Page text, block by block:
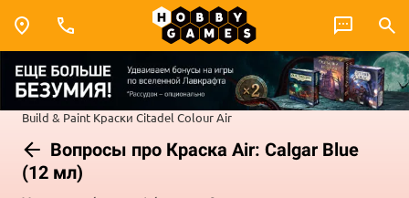
Build & Paint Краски Citadel ColourAir
Вопросы про Краска Air: Calgar Blue
(12 мл)